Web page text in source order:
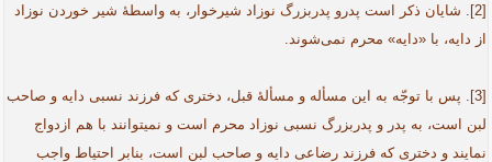
[2]. شایان ذکر است پدرو پدربزرگ نوزاد شیرخوار، به واسطۀ شیر خوردن نوزاد
از دایه، با «دایه» محرم نمی‌شوند.
[3]. پس با توجّه به این مسأله و مسألۀ قبل، دختری که فرزند نسبی دایه و صاحب
لبن است، به پدر و پدربزرگ نسبی نوزاد محرم است و نمی­توانند با هم ازدواج
نمایند و دختری که فرزند رضاعی دایه و صاحب لبن است، بنابر احتیاط واجب